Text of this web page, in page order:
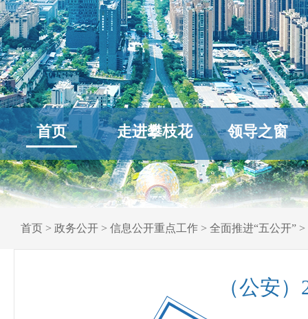
首页 走进攀枝花 领导之窗
首页 > 政务公开 > 信息公开重点工作 > 全面推进“五公开” >
（公安